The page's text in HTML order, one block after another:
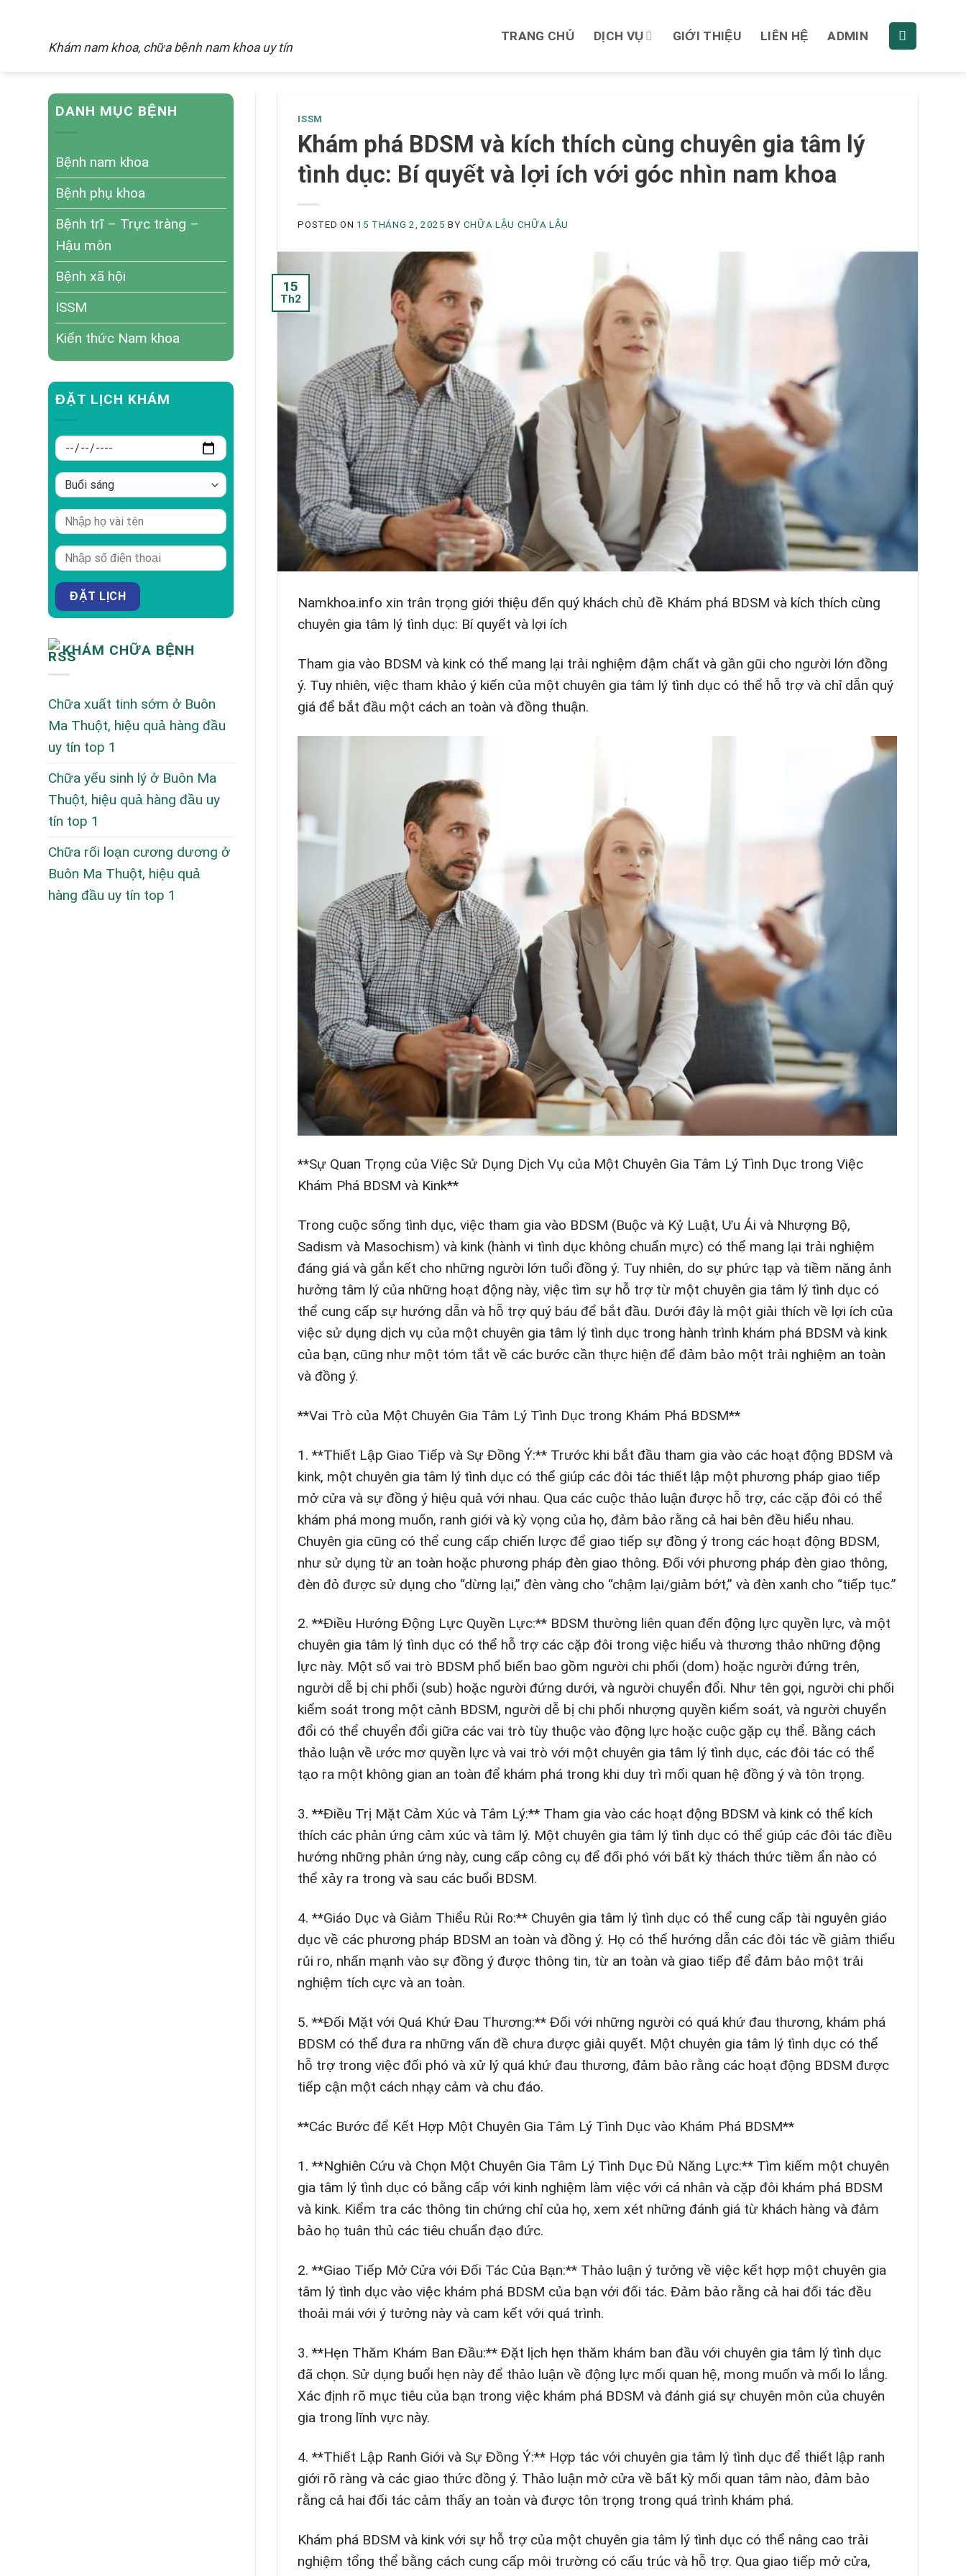
Khám nam khoa, chữa bệnh nam khoa uy tín
TRANG CHỦ DỊCH VỤ GIỚI THIỆU LIÊN HỆ ADMIN
DANH MỤC BỆNH
Bệnh nam khoa
Bệnh phụ khoa
Bệnh trĩ – Trực tràng –
Hậu môn
Bệnh xã hội
ISSM
Kiến thức Nam khoa
ĐẶT LỊCH KHÁM
KHÁM CHỮA BỆNH
Chữa xuất tinh sớm ở Buôn
Ma Thuột, hiệu quả hàng đầu
uy tín top 1
Chữa yếu sinh lý ở Buôn Ma
Thuột, hiệu quả hàng đầu uy
tín top 1
Chữa rối loạn cương dương ở
Buôn Ma Thuột, hiệu quả
hàng đầu uy tín top 1
ISSM
Khám phá BDSM và kích thích cùng chuyên gia tâm lý
tình dục: Bí quyết và lợi ích với góc nhìn nam khoa
POSTED ON 15 THÁNG 2, 2025 BY CHỮA LẬU CHỮA LẬU
15
Th2
Namkhoa.info xin trân trọng giới thiệu đến quý khách chủ đề Khám phá BDSM và kích thích cùng
chuyên gia tâm lý tình dục: Bí quyết và lợi ích
Tham gia vào BDSM và kink có thể mang lại trải nghiệm đậm chất và gần gũi cho người lớn đồng
ý. Tuy nhiên, việc tham khảo ý kiến của một chuyên gia tâm lý tình dục có thể hỗ trợ và chỉ dẫn quý
giá để bắt đầu một cách an toàn và đồng thuận.
**Sự Quan Trọng của Việc Sử Dụng Dịch Vụ của Một Chuyên Gia Tâm Lý Tình Dục trong Việc
Khám Phá BDSM và Kink**
Trong cuộc sống tình dục, việc tham gia vào BDSM (Buộc và Kỷ Luật, Ưu Ái và Nhượng Bộ,
Sadism và Masochism) và kink (hành vi tình dục không chuẩn mực) có thể mang lại trải nghiệm
đáng giá và gắn kết cho những người lớn tuổi đồng ý. Tuy nhiên, do sự phức tạp và tiềm năng ảnh
hưởng tâm lý của những hoạt động này, việc tìm sự hỗ trợ từ một chuyên gia tâm lý tình dục có
thể cung cấp sự hướng dẫn và hỗ trợ quý báu để bắt đầu. Dưới đây là một giải thích về lợi ích của
việc sử dụng dịch vụ của một chuyên gia tâm lý tình dục trong hành trình khám phá BDSM và kink
của bạn, cũng như một tóm tắt về các bước cần thực hiện để đảm bảo một trải nghiệm an toàn
và đồng ý.
**Vai Trò của Một Chuyên Gia Tâm Lý Tình Dục trong Khám Phá BDSM**
1. **Thiết Lập Giao Tiếp và Sự Đồng Ý:** Trước khi bắt đầu tham gia vào các hoạt động BDSM và
kink, một chuyên gia tâm lý tình dục có thể giúp các đôi tác thiết lập một phương pháp giao tiếp
mở cửa và sự đồng ý hiệu quả với nhau. Qua các cuộc thảo luận được hỗ trợ, các cặp đôi có thể
khám phá mong muốn, ranh giới và kỳ vọng của họ, đảm bảo rằng cả hai bên đều hiểu nhau.
Chuyên gia cũng có thể cung cấp chiến lược để giao tiếp sự đồng ý trong các hoạt động BDSM,
như sử dụng từ an toàn hoặc phương pháp đèn giao thông. Đối với phương pháp đèn giao thông,
đèn đỏ được sử dụng cho “dừng lại,” đèn vàng cho “chậm lại/giảm bớt,” và đèn xanh cho “tiếp tục.”
2. **Điều Hướng Động Lực Quyền Lực:** BDSM thường liên quan đến động lực quyền lực, và một
chuyên gia tâm lý tình dục có thể hỗ trợ các cặp đôi trong việc hiểu và thương thảo những động
lực này. Một số vai trò BDSM phổ biến bao gồm người chi phối (dom) hoặc người đứng trên,
người dễ bị chi phối (sub) hoặc người đứng dưới, và người chuyển đổi. Như tên gọi, người chi phối
kiểm soát trong một cảnh BDSM, người dễ bị chi phối nhượng quyền kiểm soát, và người chuyển
đổi có thể chuyển đổi giữa các vai trò tùy thuộc vào động lực hoặc cuộc gặp cụ thể. Bằng cách
thảo luận về ước mơ quyền lực và vai trò với một chuyên gia tâm lý tình dục, các đôi tác có thể
tạo ra một không gian an toàn để khám phá trong khi duy trì mối quan hệ đồng ý và tôn trọng.
3. **Điều Trị Mặt Cảm Xúc và Tâm Lý:** Tham gia vào các hoạt động BDSM và kink có thể kích
thích các phản ứng cảm xúc và tâm lý. Một chuyên gia tâm lý tình dục có thể giúp các đôi tác điều
hướng những phản ứng này, cung cấp công cụ để đối phó với bất kỳ thách thức tiềm ẩn nào có
thể xảy ra trong và sau các buổi BDSM.
4. **Giáo Dục và Giảm Thiểu Rủi Ro:** Chuyên gia tâm lý tình dục có thể cung cấp tài nguyên giáo
dục về các phương pháp BDSM an toàn và đồng ý. Họ có thể hướng dẫn các đôi tác về giảm thiểu
rủi ro, nhấn mạnh vào sự đồng ý được thông tin, từ an toàn và giao tiếp để đảm bảo một trải
nghiệm tích cực và an toàn.
5. **Đối Mặt với Quá Khứ Đau Thương:** Đối với những người có quá khứ đau thương, khám phá
BDSM có thể đưa ra những vấn đề chưa được giải quyết. Một chuyên gia tâm lý tình dục có thể
hỗ trợ trong việc đối phó và xử lý quá khứ đau thương, đảm bảo rằng các hoạt động BDSM được
tiếp cận một cách nhạy cảm và chu đáo.
**Các Bước để Kết Hợp Một Chuyên Gia Tâm Lý Tình Dục vào Khám Phá BDSM**
1. **Nghiên Cứu và Chọn Một Chuyên Gia Tâm Lý Tình Dục Đủ Năng Lực:** Tìm kiếm một chuyên
gia tâm lý tình dục có bằng cấp với kinh nghiệm làm việc với cá nhân và cặp đôi khám phá BDSM
và kink. Kiểm tra các thông tin chứng chỉ của họ, xem xét những đánh giá từ khách hàng và đảm
bảo họ tuân thủ các tiêu chuẩn đạo đức.
2. **Giao Tiếp Mở Cửa với Đối Tác Của Bạn:** Thảo luận ý tưởng về việc kết hợp một chuyên gia
tâm lý tình dục vào việc khám phá BDSM của bạn với đối tác. Đảm bảo rằng cả hai đối tác đều
thoải mái với ý tưởng này và cam kết với quá trình.
3. **Hẹn Thăm Khám Ban Đầu:** Đặt lịch hẹn thăm khám ban đầu với chuyên gia tâm lý tình dục
đã chọn. Sử dụng buổi hẹn này để thảo luận về động lực mối quan hệ, mong muốn và mối lo lắng.
Xác định rõ mục tiêu của bạn trong việc khám phá BDSM và đánh giá sự chuyên môn của chuyên
gia trong lĩnh vực này.
4. **Thiết Lập Ranh Giới và Sự Đồng Ý:** Hợp tác với chuyên gia tâm lý tình dục để thiết lập ranh
giới rõ ràng và các giao thức đồng ý. Thảo luận mở cửa về bất kỳ mối quan tâm nào, đảm bảo
rằng cả hai đối tác cảm thấy an toàn và được tôn trọng trong quá trình khám phá.
Khám phá BDSM và kink với sự hỗ trợ của một chuyên gia tâm lý tình dục có thể nâng cao trải
nghiệm tổng thể bằng cách cung cấp môi trường có cấu trúc và hỗ trợ. Qua giao tiếp mở cửa,